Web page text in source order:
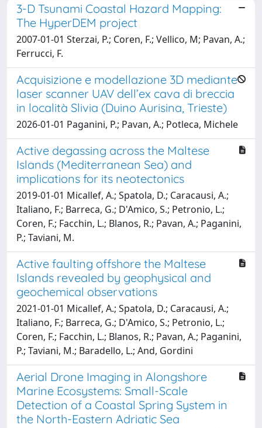
3-D Tsunami Coastal Hazard Mapping:
The HyperDEM project
2007-01-01 Sterzai, P.; Coren, F.; Vellico, M; Pavan, A.;
Ferrucci, F.
Acquisizione e modellazione 3D mediante
laser scanner UAV dell’ex cava di breccia
in località Slivia (Duino Aurisina, Trieste)
2026-01-01 Paganini, P.; Pavan, A.; Potleca, Michele
Active degassing across the Maltese
Islands (Mediterranean Sea) and
implications for its neotectonics
2019-01-01 Micallef, A.; Spatola, D.; Caracausi, A.;
Italiano, F.; Barreca, G.; D'Amico, S.; Petronio, L.;
Coren, F.; Facchin, L.; Blanos, R.; Pavan, A.; Paganini,
P.; Taviani, M.
Active faulting offshore the Maltese
Islands revealed by geophysical and
geochemical observations
2021-01-01 Micallef, A.; Spatola, D.; Caracausi, A.;
Italiano, F.; Barreca, G.; D'Amico, S.; Petronio, L.;
Coren, F.; Facchin, L.; Blanos, R.; Pavan, A.; Paganini,
P.; Taviani, M.; Baradello, L.; And, Gordini
Aerial Drone Imaging in Alongshore
Marine Ecosystems: Small-Scale
Detection of a Coastal Spring System in
the North-Eastern Adriatic Sea